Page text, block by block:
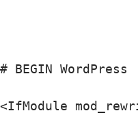
# BEGIN WordPress
<IfModule